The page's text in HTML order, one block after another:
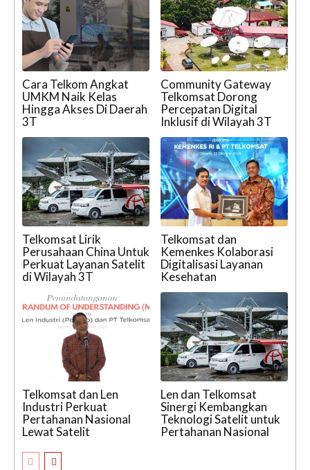
Cara Telkom Angkat
UMKM Naik Kelas
Hingga Akses Di Daerah
3T
Community Gateway
Telkomsat Dorong
Percepatan Digital
Inklusif di Wilayah 3T
Telkomsat Lirik
Perusahaan China Untuk
Perkuat Layanan Satelit
di Wilayah 3T
Telkomsat dan
Kemenkes Kolaborasi
Digitalisasi Layanan
Kesehatan
Telkomsat dan Len
Industri Perkuat
Pertahanan Nasional
Lewat Satelit
Len dan Telkomsat
Sinergi Kembangkan
Teknologi Satelit untuk
Pertahanan Nasional